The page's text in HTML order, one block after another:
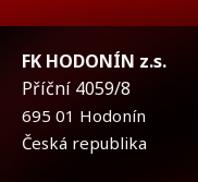
FK HODONÍN z.s.
Příční 4059/8
695 01 Hodonín
Česká republika